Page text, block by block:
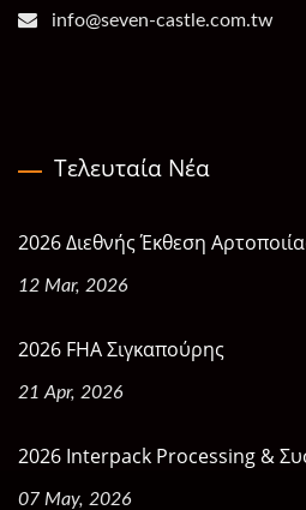
info@seven-castle.com.tw
Τελευταία Νέα
2026 Διεθνής Έκθεση
12 Mar, 2026
2026 FHA Σιγκαπούρης
21 Apr, 2026
2026 Interpack Processing &
07 May, 2026